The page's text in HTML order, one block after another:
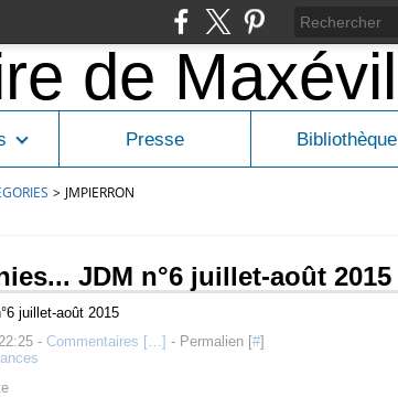
Presse Bibliothèque
> JMPIERRON
JDM n°6 juillet-août 2015
- Commentaires […] - Permalien [#]